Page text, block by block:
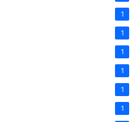
1
1
1
1
1
1